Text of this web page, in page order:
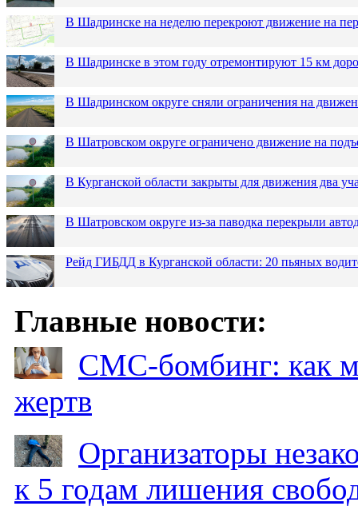
В Шадринске на неделю перекроют движение на
В Шадринске в этом году отремонтируют 15 км
В Шадринском округе сняли ограничения на
В Шатровском округе ограничено движение на
В Курганской области закрыты для движения два
В Шатровском округе из-за паводка перекрыли
Рейд ГИБДД в Курганской области: 20 пьяных
Главные новости:
СМС-бомбинг: как
жертв
Организаторы
к 5 годам лишения